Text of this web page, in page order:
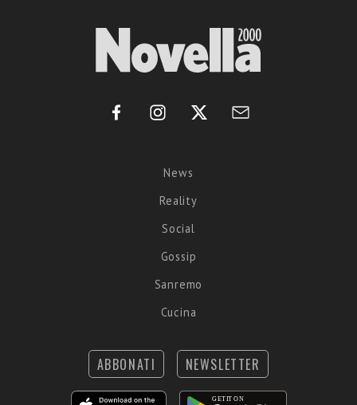
News
Reality
Social
Gossip
Sanremo
Cucina
ABBONATI NEWSLETTER